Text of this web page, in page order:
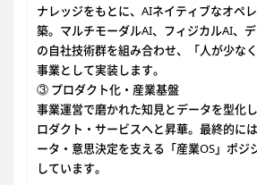
ナレッジをもとに、AIネイティブなオペ
築。マルチモーダルAI、フィジカルAI、
の自社技術群を組み合わせ、「人が少な
事業として実装します。
③ プロダクト化・産業基盤
事業運営で磨かれた知見とデータを型化
ロダクト・サービスへと昇華。最終的に
ータ・意思決定を支える「産業OS」ポジ
しています。